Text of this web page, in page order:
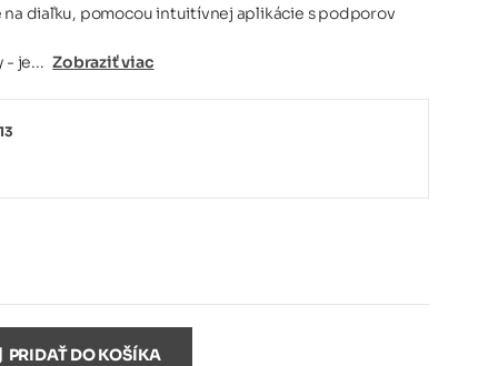
diaľku, pomocou intuitívnej aplikácie s podporov
- je... Zobraziť viac
PRIDAŤ DO KOŠÍKA